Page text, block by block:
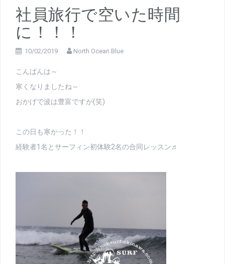
社員旅行で空いた時間
に！！！
10/02/2019 North Ocean Blue
こんばんは～
寒くなりましたね～
おかげで波は豊富ですが(笑)
この日も寒かった！！
経験者1名とサーフィン初体験2名の合同レッスン♬